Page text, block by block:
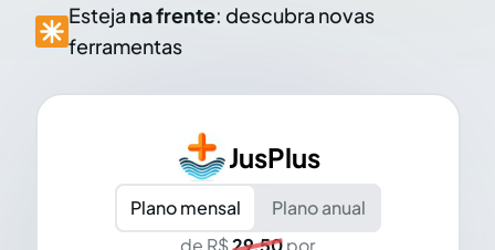
Esteja na frente: descubra novas
ferramentas
JusPlus
Plano mensal
Plano anual
de R$29,50por